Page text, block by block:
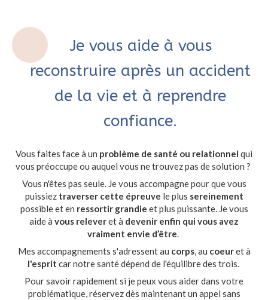
Je vous aide à vous
reconstruire après un accident
de la vie et à reprendre
confiance.
Vous faites face à un problème de santé ou relationnel qui
vous préoccupe ou auquel vous ne trouvez pas de solution ?
Vous n'êtes pas seule. Je vous accompagne pour que vous
puissiez traverser cette épreuve le plus sereinement
possible et en ressortir grandie et plus puissante. Je vous
aide à vous releveret à devenir enfin qui vous avez
vraiment envie d’être.
Mes accompagnements s'adressent au corps, au coeuret à
l'esprit car notre santé dépend de l'équilibre des trois.
Pour savoir rapidement si je peux vous aider dans votre
problématique, réservez dès maintenant un appel sans